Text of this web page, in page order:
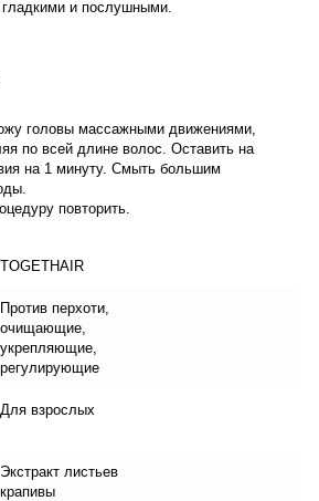
гладкими и послушными.
головы массажными движениями,
по всей длине волос. Оставить на
на 1 минуту. Смыть большим
повторить.
TOGETHAIR
Против перхоти,
очищающие,
укрепляющие,
регулирующие
Для взрослых
Экстракт листьев
крапивы